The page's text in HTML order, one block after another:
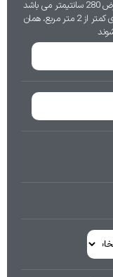
توجه داشته باشید که هزینه پرده های با اندازه های کمتر از 2 متر مربع، همان